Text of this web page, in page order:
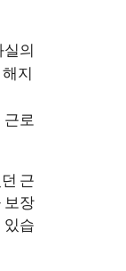
실의
지
근로
근
보장
있습